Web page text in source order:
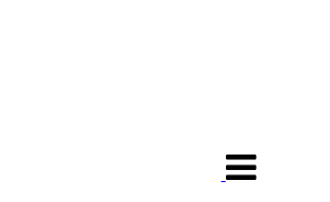
navigering